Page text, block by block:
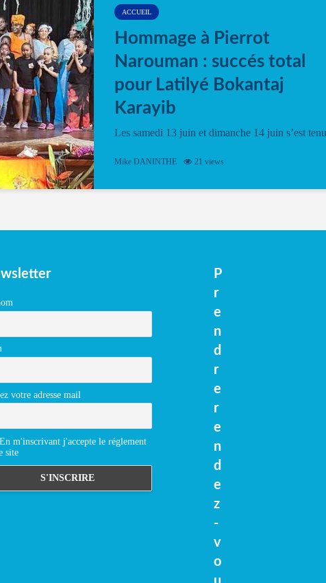
ACCUEIL
Hommage à Pierrot
Narouman : succés total
pour Latilyé Bokantaj
Karayib
Les samedi 13 juin et dimanche 14 juin s’est tenu
vibrant à Pierrot Narouman, organisé par
spectacle de fin d’année, présenté à la salle...
Mike DANINTHE 21 views
votre adresse mail
En m'inscrivant j'accepte le réglement
site
P
r
e
n
d
r
e
r
e
n
d
e
z
-
v
o